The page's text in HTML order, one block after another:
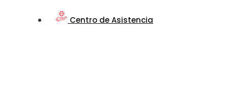
Centro de Asistencia